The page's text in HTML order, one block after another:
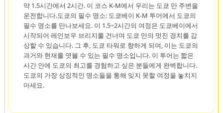
약 1.5시간에서 2시간. 이 코스 K-M에서 우리는 도쿄 만 주변을
운전합니다.도쿄의 필수 명소: 도쿄베이 K-M 투어에서 도쿄의
필수 명소를 만나보세요. 이 1.5~2시간의 여정은 도쿄베이에서
시작되어 레인보우 브리지를 건너며 도쿄 만의 멋진 경치를 감
상할 수 있습니다. 그 후, 도쿄 타워로 향하게 되며, 이는 도쿄의
과거와 현재를 엿볼 수 있는 필수 명소입니다. 이 투어는 짧은
시간 안에 도쿄의 최고를 경험하고 싶은 분들에게 완벽합니다.
도쿄의 가장 상징적인 명소들을 통해 잊지 못할 여정을 놓치지
마세요.